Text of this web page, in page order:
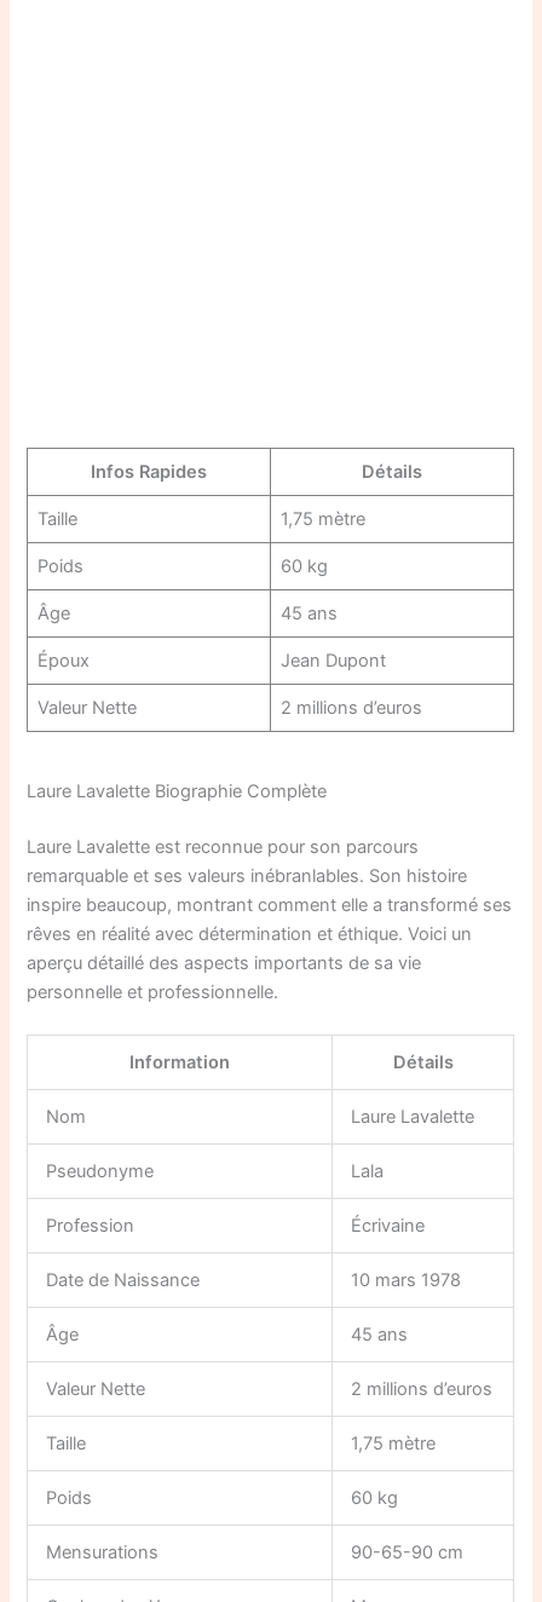
Infos Rapides Détails
Taille 1,75 mètre
Poids 60 kg
Âge 45 ans
Époux Jean Dupont
Valeur Nette 2 millions d’euros
Laure Lavalette Biographie Complète
Laure Lavalette est reconnue pour son parcours
remarquable et ses valeurs inébranlables. Son histoire
inspire beaucoup, montrant comment elle a transformé ses
rêves en réalité avec détermination et éthique. Voici un
aperçu détaillé des aspects importants de sa vie
personnelle et professionnelle.
Information Détails
Nom Laure Lavalette
Pseudonyme Lala
Profession Écrivaine
Date de Naissance 10 mars 1978
Âge 45 ans
Valeur Nette 2 millions d’euros
Taille 1,75 mètre
Poids 60 kg
Mensurations 90-65-90 cm